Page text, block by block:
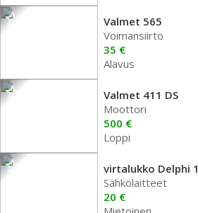
Valmet 565
Voimansiirto
35 €
Alavus
Valmet 411 DS
Moottori
500 €
Loppi
virtalukko Delphi
Sähkölaitteet
20 €